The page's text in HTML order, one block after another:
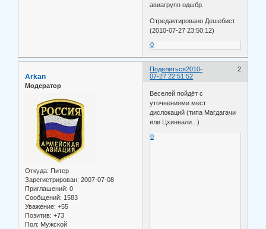
авиагрупп одшбр.
Отредактировано Дешебист
(2010-07-27 23:50:12)
0
Поделиться 2
2010-
07-27 22:51:52
Arkan
Модератор
Откуда: Питер
Зарегистрирован: 2007-07-08
Приглашений: 0
Сообщений: 1583
Уважение: +55
Позитив: +73
Пол: Мужской
Веселей пойдёт с
уточнениями мест
дислокаций (типа Магдагачи
или Цхинвали...)
0